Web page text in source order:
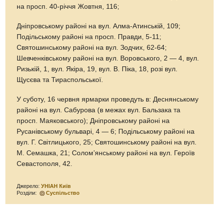
на просп. 40-річчя Жовтня, 116;
Дніпровському районі на вул. Алма-Атинській, 109;
Подільському районі на просп. Правди, 5-11;
Святошинському районі на вул. Зодчих, 62-64;
Шевченківському районі на вул. Воровського, 2 — 4, вул.
Ризькій, 1, вул. Якіра, 19, вул. В. Піка, 18, розі вул.
Щусєва та Тираспольської.
У суботу, 16 червня ярмарки проведуть в: Деснянському
районі на вул. Сабурова (в межах вул. Бальзака та
просп. Маяковського); Дніпровському районі на
Русанівському бульварі, 4 — 6; Подільському районі на
вул. Г. Світлицького, 25; Святошинському районі на вул.
М. Семашка, 21; Солом’янському районі на вул. Героїв
Севастополя, 42.
Джерело:УНІАН Київ
Розділи:
Суспільство